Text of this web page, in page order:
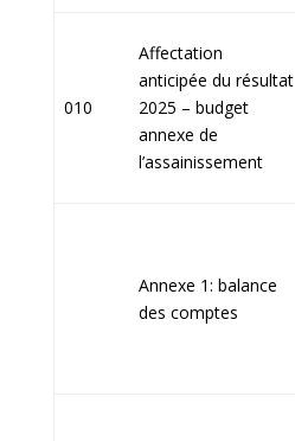
010
Affectation
anticipée du résultat
2025 – budget
annexe de
l’assainissement
Annexe 1: balance
des comptes